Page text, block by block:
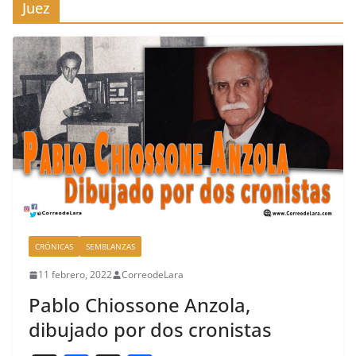
Juez
CRÓNICAS SEMBLANZAS
11 febrero, 2022 CorreodeLara
Pablo Chiossone Anzola,
dibujado por dos cronistas